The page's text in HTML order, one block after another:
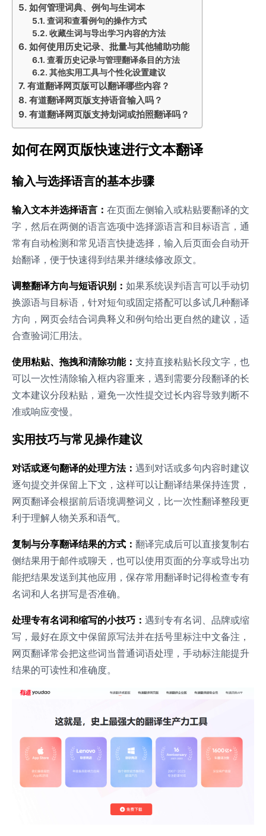
如何管理词典、例句与生词本
查词和查看例句的操作方式
收藏生词与导出学习内容的方法
如何使用历史记录、批量与其他辅助功能
查看历史记录与管理翻译条目的方法
其他实用工具与个性化设置建议
有道翻译网页版可以翻译哪些内容？
有道翻译网页版支持语音输入吗？
有道翻译网页版支持划词或拍照翻译吗？
如何在网页版快速进行文本翻译
输入与选择语言的基本步骤
输入文本并选择语言： 在页面左侧输入或粘贴要翻译的文
字，然后在两侧的语言选项中选择源语言和目标语言，通
常有自动检测和常见语言快捷选择，输入后页面会自动开
始翻译，便于快速得到结果并继续修改原文。
调整翻译方向与短语识别： 如果系统误判语言可以手动切
换源语与目标语，针对短句或固定搭配可以多试几种翻译
方向，网页会结合词典释义和例句给出更自然的建议，适
合查验词汇用法。
使用粘贴、拖拽和清除功能： 支持直接粘贴长段文字，也
可以一次性清除输入框内容重来，遇到需要分段翻译的长
文本建议分段粘贴，避免一次性提交过长内容导致判断不
准或响应变慢。
实用技巧与常见操作建议
对话或逐句翻译的处理方法： 遇到对话或多句内容时建议
逐句提交并保留上下文，这样可以让翻译结果保持连贯，
网页翻译会根据前后语境调整词义，比一次性翻译整段更
利于理解人物关系和语气。
复制与分享翻译结果的方式： 翻译完成后可以直接复制右
侧结果用于邮件或聊天，也可以使用页面的分享或导出功
能把结果发送到其他应用，保存常用翻译时记得检查专有
名词和人名拼写是否准确。
处理专有名词和缩写的小技巧： 遇到专有名词、品牌或缩
写，最好在原文中保留原写法并在括号里标注中文备注，
网页翻译常会把这些词当普通词语处理，手动标注能提升
结果的可读性和准确度。